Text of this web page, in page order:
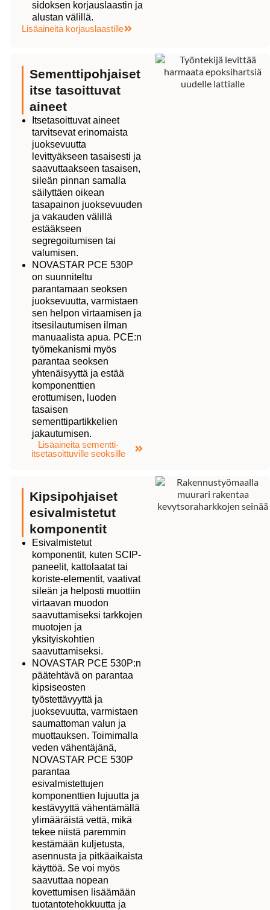
sidoksen korjauslaastin ja
alustan välillä.
Lisäaineita korjauslaastille
Sementtipohjaiset
itse tasoittuvat
aineet
Itsetasoittuvat aineet
tarvitsevat erinomaista
juoksevuutta
levittyäkseen tasaisesti ja
saavuttaakseen tasaisen,
sileän pinnan samalla
säilyttäen oikean
tasapainon juoksevuuden
ja vakauden välillä
estääkseen
segregoitumisen tai
valumisen.
NOVASTAR PCE 530P
on suunniteltu
parantamaan seoksen
juoksevuutta, varmistaen
sen helpon virtaamisen ja
itsesilautumisen ilman
manuaalista apua. PCE:n
työmekanismi myös
parantaa seoksen
yhtenäisyyttä ja estää
komponenttien
erottumisen, luoden
tasaisen
sementtipartikkelien
jakautumisen.
Lisäaineita sementti-
itsetasoittuville seoksille
Kipsipohjaiset
esivalmistetut
komponentit
Esivalmistetut
komponentit, kuten SCIP-
paneelit, kattolaatat tai
koriste-elementit, vaativat
sileän ja helposti muottiin
virtaavan muodon
saavuttamiseksi tarkkojen
muotojen ja
yksityiskohtien
saavuttamiseksi.
NOVASTAR PCE 530P:n
päätehtävä on parantaa
kipsiseosten
työstettävyyttä ja
juoksevuutta, varmistaen
saumattoman valun ja
muottauksen. Toimimalla
veden vähentäjänä,
NOVASTAR PCE 530P
parantaa
esivalmistettujen
komponenttien lujuutta ja
kestävyyttä vähentämällä
ylimääräistä vettä, mikä
tekee niistä paremmin
kestämään kuljetusta,
asennusta ja pitkäaikaista
käyttöä. Se voi myös
saavuttaa nopean
kovettumisen lisäämään
tuotantotehokkuutta ja